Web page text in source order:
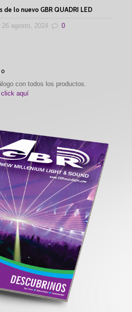
de lo nuevo GBR QUADRI LED
26 agosto, 2024 0
con todos los productos.
click aquí